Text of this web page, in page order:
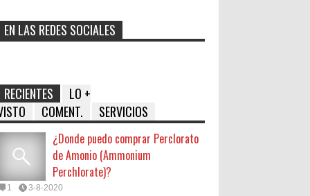
EN LAS REDES SOCIALES
RECIENTES
LO +
COMENT. SERVICIOS
¿Donde puedo comprar Perclorato
de Amonio (Ammonium
Perchlorate)?
1 3-8-2020